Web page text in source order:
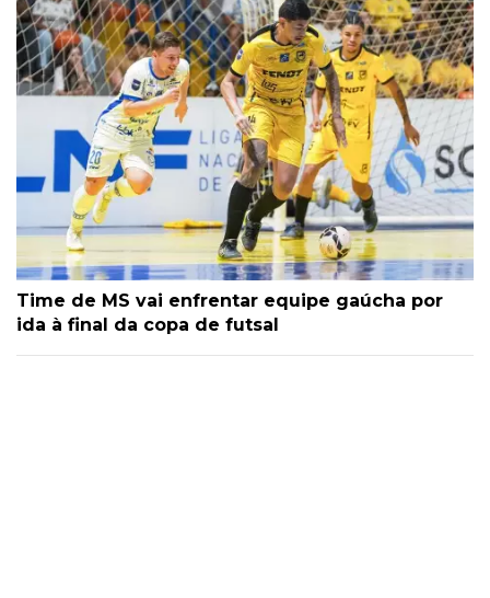
Time de MS vai enfrentar equipe gaúcha por
ida à final da copa de futsal